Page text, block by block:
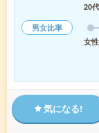
20代
男女比率
女性
気になる!